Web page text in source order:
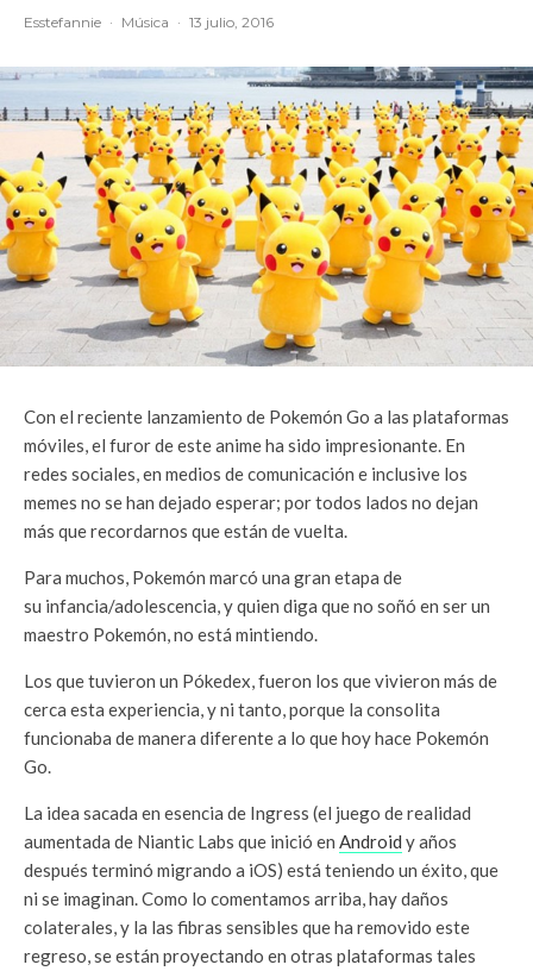
Esstefannie · Música · 13 julio, 2016
Con el reciente lanzamiento de Pokemón Go a las plataformas
móviles, el furor de este anime ha sido impresionante. En
redes sociales, en medios de comunicación e inclusive los
memes no se han dejado esperar; por todos lados no dejan
más que recordarnos que están de vuelta.
Para muchos, Pokemón marcó una gran etapa de
su infancia/adolescencia, y quien diga que no soñó en ser un
maestro Pokemón, no está mintiendo.
Los que tuvieron un Pókedex, fueron los que vivieron más de
cerca esta experiencia, y ni tanto, porque la consolita
funcionaba de manera diferente a lo que hoy hace Pokemón
Go.
La idea sacada en esencia de Ingress (el juego de realidad
aumentada de Niantic Labs que inició en Android y años
después terminó migrando a iOS) está teniendo un éxito, que
ni se imaginan. Como lo comentamos arriba, hay daños
colaterales, y la las fibras sensibles que ha removido este
regreso, se están proyectando en otras plataformas tales